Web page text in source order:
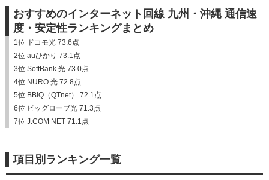
おすすめのインターネット回線 九州・沖縄 通信速
度・安定性ランキングまとめ
1位 ドコモ光 73.6点
2位 auひかり 73.1点
3位 SoftBank 光 73.0点
4位 NURO 光 72.8点
5位 BBIQ（QTnet） 72.1点
6位 ビッグローブ光 71.3点
7位 J:COM NET 71.1点
項目別ランキング一覧